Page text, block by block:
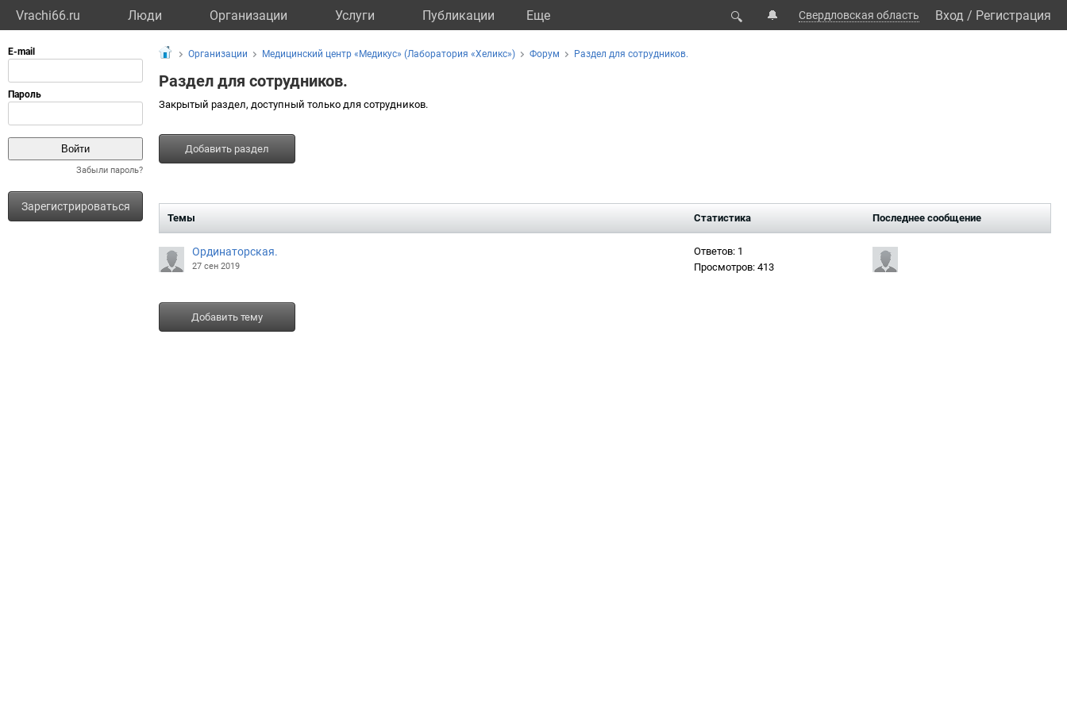
Vrachi66.ru Люди Организации Услуги Публикации Eще 🔍 🔔 Свердловская область Вход / Регистрация
Забыли пароль?
Зарегистрироваться
Организации Медицинский центр «Медикус» (Лаборатория «Хеликс») Форум Раздел для сотрудников.
Раздел для сотрудников.
Закрытый раздел, доступный только для сотрудников.
Добавить раздел
Темы Статистика Последнее сообщение
Ординаторская.
27 сен 2019
Ответов: 1
Просмотров: 413
Добавить тему